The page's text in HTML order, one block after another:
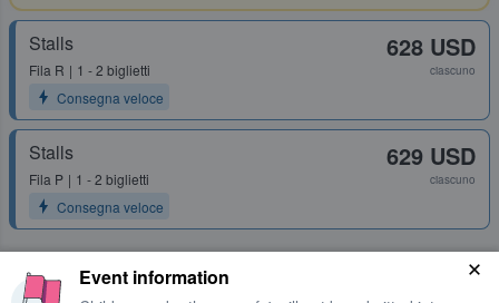
Stalls
Fila R
1 - 2 biglietti
Consegna veloce
628 USD
ciascuno
Stalls
Fila P
1 - 2 biglietti
Consegna veloce
629 USD
ciascuno
Event information